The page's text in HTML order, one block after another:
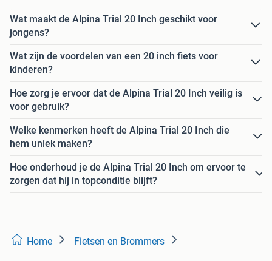
Wat maakt de Alpina Trial 20 Inch geschikt voor
jongens?
Wat zijn de voordelen van een 20 inch fiets voor
kinderen?
Hoe zorg je ervoor dat de Alpina Trial 20 Inch veilig is
voor gebruik?
Welke kenmerken heeft de Alpina Trial 20 Inch die
hem uniek maken?
Hoe onderhoud je de Alpina Trial 20 Inch om ervoor te
zorgen dat hij in topconditie blijft?
Home Fietsen en Brommers